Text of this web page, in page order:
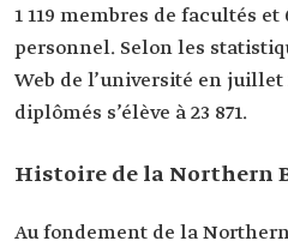
1 119 membres de facultés et
personnel. Selon les
Web de l’université en juillet
diplômés s’élève à 23 871.
Histoire de la Northern
Au fondement de la